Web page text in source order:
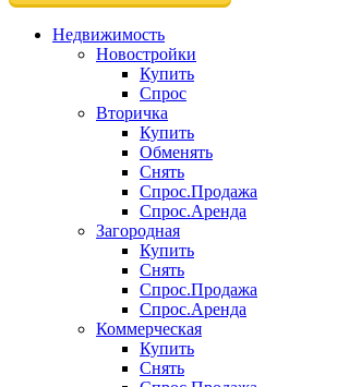
Недвижимость
Новостройки
Купить
Спрос
Вторичка
Купить
Обменять
Снять
Спрос.Продажа
Спрос.Аренда
Загородная
Купить
Снять
Спрос.Продажа
Спрос.Аренда
Коммерческая
Купить
Снять